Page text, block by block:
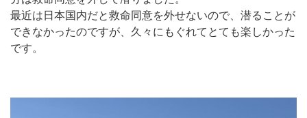
最近は日本国内だと救命同意を外せないので、潜ることが
できなかったのですが、久々にもぐれてとても楽しかった
です。